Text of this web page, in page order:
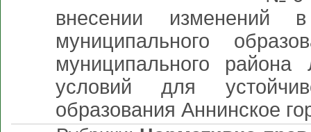
внесении изменений
муниципального
муниципального
условий для
образования Аннинское